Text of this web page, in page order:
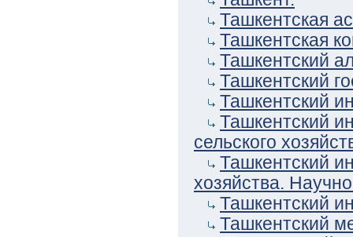
Ташкентская
Ташкентская
Ташкентский
Ташкентский
Ташкентский
Ташкентский
сельского
Ташкентский
хозяйства.
Ташкентский
Ташкентский